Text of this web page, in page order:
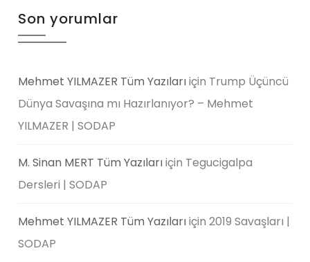
Son yorumlar
Mehmet YILMAZER Tüm Yazılarıiçin Trump Üçüncü
Dünya Savaşına mı Hazırlanıyor? – Mehmet
YILMAZER | SODAP
M. Sinan MERT Tüm Yazılarıiçin Tegucigalpa
Dersleri | SODAP
Mehmet YILMAZER Tüm Yazılarıiçin2019 Savaşları |
SODAP